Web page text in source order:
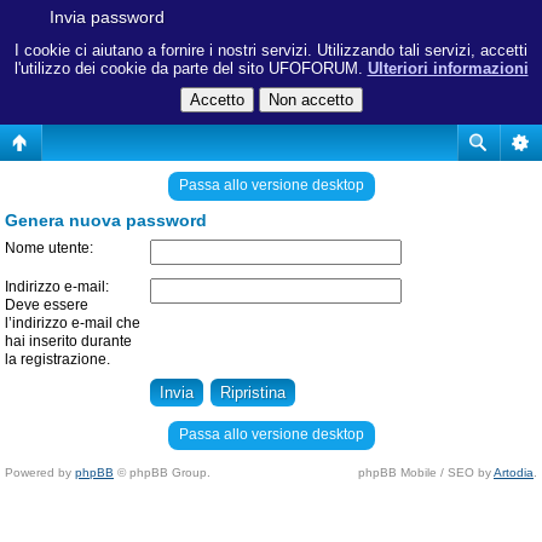
I cookie ci aiutano a fornire i nostri servizi. Utilizzando tali servizi, accetti
l'utilizzo dei cookie da parte del sito UFOFORUM. Ulteriori informazioni
Invia password
Passa allo versione desktop
Genera nuova password
Nome utente:
Indirizzo e-mail:
Deve essere
l’indirizzo e-mail che
hai inserito durante
la registrazione.
Passa allo versione desktop
Powered by phpBB © phpBB Group. phpBB Mobile / SEO byArtodia